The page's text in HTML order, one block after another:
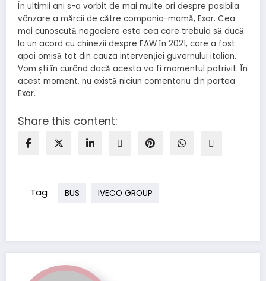
În ultimii ani s-a vorbit de mai multe ori despre posibila
vânzare a mărcii de către compania-mamă, Exor. Cea
mai cunoscută negociere este cea care trebuia să ducă
la un acord cu chinezii despre FAW în 2021, care a fost
apoi omisă tot din cauza intervenției guvernului italian.
Vom ști în curând dacă acesta va fi momentul potrivit. În
acest moment, nu există niciun comentariu din partea
Exor.
Share this content:
Tag BUS IVECO GROUP